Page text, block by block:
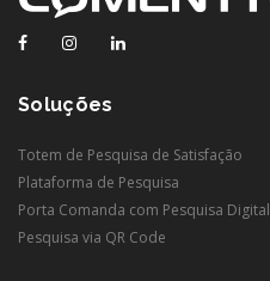
FacebookInstagram
Soluções
Totem de Pesquisa de Satisfação
Plataforma de Pesquisa
Porta Comanda com Pesquisa Digital
Pesquisa via QR Code